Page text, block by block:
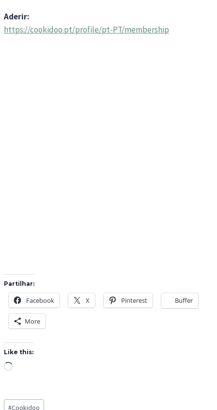
Aderir:
https://cookidoo.pt/profile/pt-PT/membership
Partilhar:
Facebook X Pinterest Buffer
More
Like this:
L
d
Post
#Cookidoo